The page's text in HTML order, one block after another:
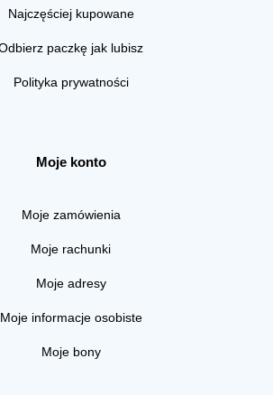
Najczęściej kupowane
paczkę jak lubisz
Polityka prywatności
Moje konto
Moje zamówienia
Moje rachunki
Moje adresy
Moje informacje osobiste
Moje bony